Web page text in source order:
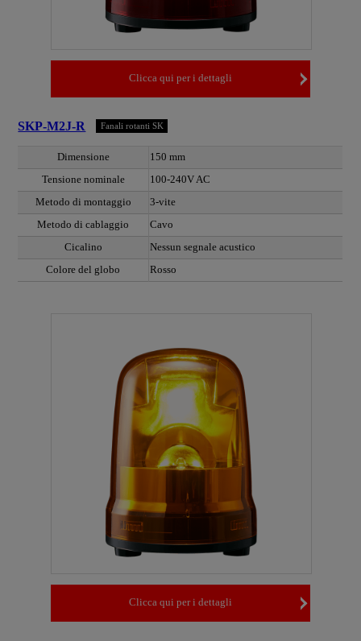
Clicca qui per i dettagli
SKP-M2J-R Fanali rotanti SK
Dimensione
150 mm
Tensione nominale
100-240V AC
Metodo di montaggio
3-vite
Metodo di cablaggio
Cavo
Cicalino
Nessun segnale acustico
Colore del globo
Rosso
Clicca qui per i dettagli